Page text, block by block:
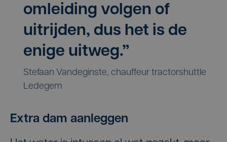
omleiding volgen of
uitrijden, dus het is de
enige uitweg.”
Stefaan Vandeginste, chauffeur tractorshuttle
Ledegem
Extra dam aanleggen